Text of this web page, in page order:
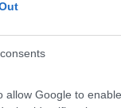
allow Google to